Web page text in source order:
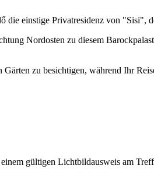
die einstige Privatresidenz von
Nordosten zu diesem
zu besichtigen, während Ihr
gültigen Lichtbildausweis am